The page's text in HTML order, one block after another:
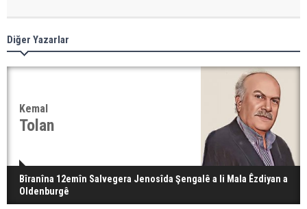
Diğer Yazarlar
Kemal
Tolan
Bîranîna 12emîn Salvegera Jenosîda Şengalê a li Mala Êzdiyan a
Oldenburgê